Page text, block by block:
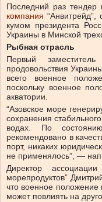
Последний раз тендер
компания
кумом президента
Украины в Минской
Рыбная отрасль
Первый
продовольствия
всего военное
поскольку военное
акватории.
“Азовское море
сохранения
водах. По
рекомендовано в
порт, никаких
не применялось”, —
Директор
морепродуктов”
что военное положение
может повлиять на